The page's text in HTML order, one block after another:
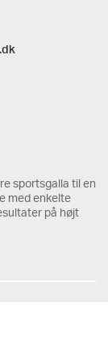
sportsgalla til en
med enkelte
på højt